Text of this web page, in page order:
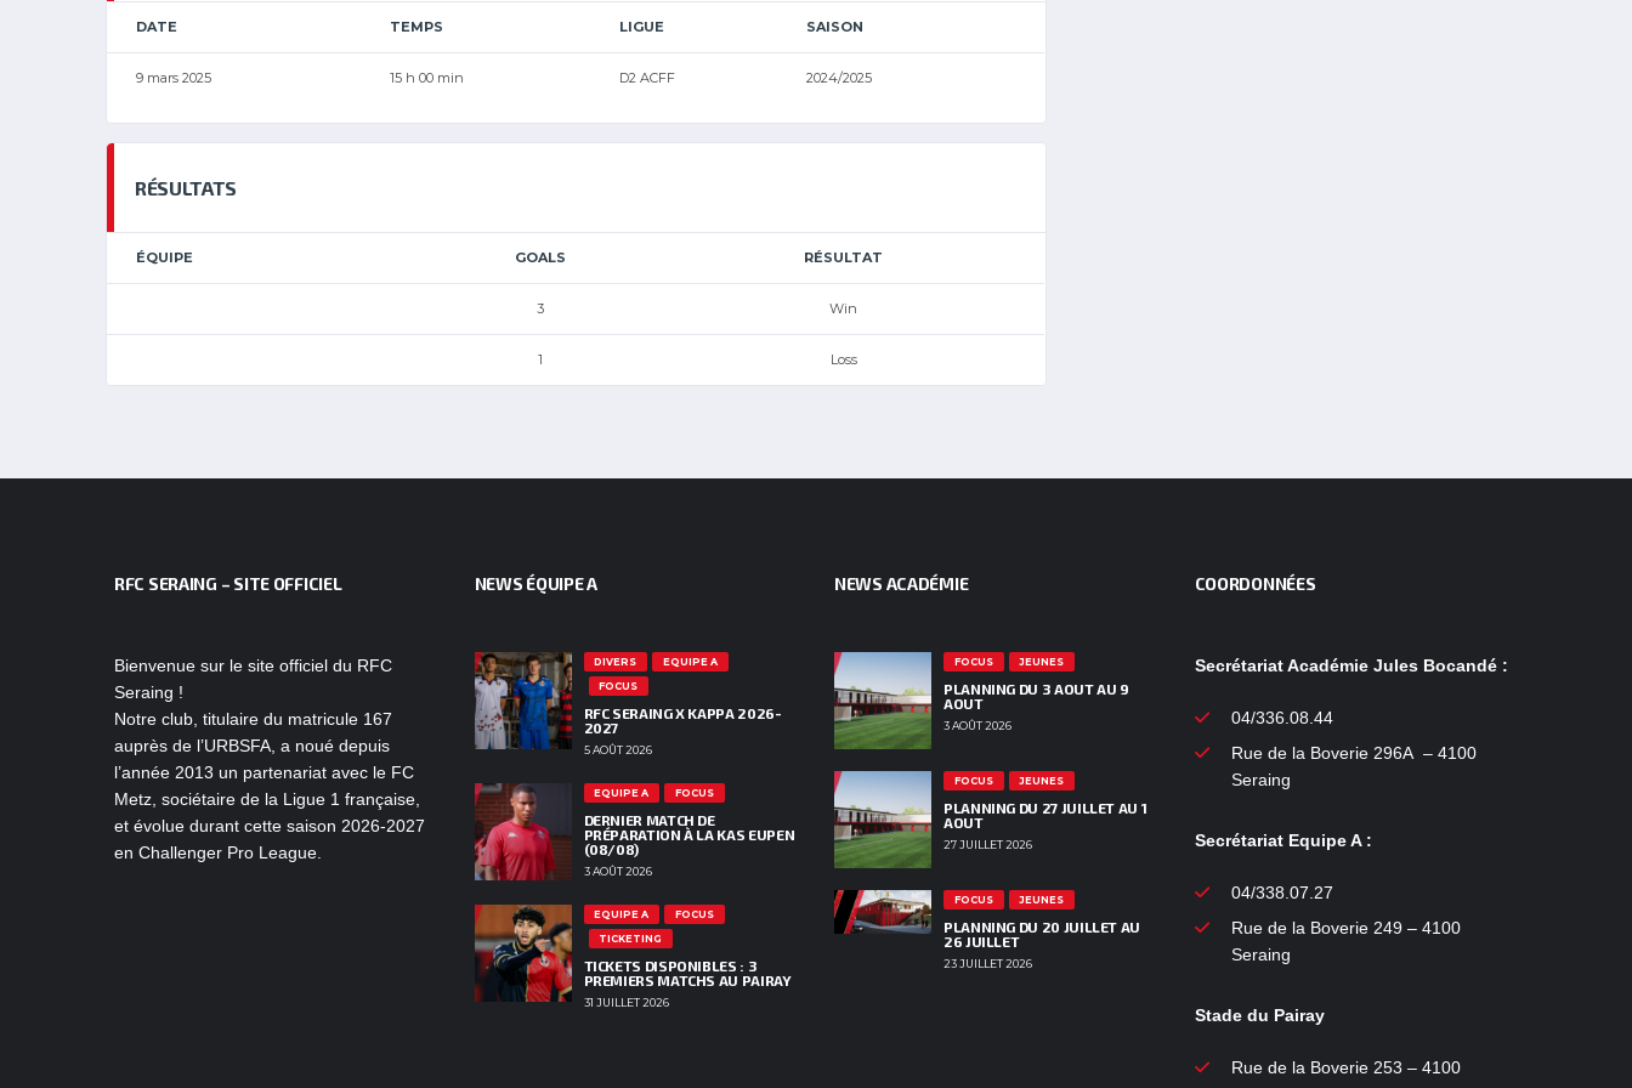
DATE TEMPS LIGUE SAISON
9 mars 2025 15 h 00 min D2 ACFF 2024/2025
RÉSULTATS
ÉQUIPE GOALS RÉSULTAT
3 Win
1 Loss
RFC SERAING – SITE OFFICIEL
Bienvenue sur le site officiel du RFC
Seraing !
Notre club, titulaire du matricule 167
auprès de l’URBSFA, a noué depuis
l’année 2013 un partenariat avec le FC
Metz, sociétaire de la Ligue 1 française,
et évolue durant cette saison 2026-2027
en Challenger Pro League.
NEWS ÉQUIPE A
DIVERS
EQUIPE A
FOCUS
RFC SERAING X KAPPA 2026-
2027
5 AOÛT 2026
EQUIPE A FOCUS
DERNIER MATCH DE
PRÉPARATION À LA KAS EUPEN
(08/08)
3 AOÛT 2026
EQUIPE A
FOCUS
TICKETING
TICKETS DISPONIBLES : 3
PREMIERS MATCHS AU PAIRAY
31 JUILLET 2026
NEWS ACADÉMIE
FOCUS JEUNES
PLANNING DU 3 AOUT AU 9
AOUT
3 AOÛT 2026
FOCUS JEUNES
PLANNING DU 27 JUILLET AU 1
AOUT
27 JUILLET 2026
FOCUS JEUNES
PLANNING DU 20 JUILLET AU
26 JUILLET
23 JUILLET 2026
COORDONNÉES
Secrétariat Académie Jules Bocandé :
04/336.08.44
Rue de la Boverie 296A – 4100
Seraing
Secrétariat Equipe A :
04/338.07.27
Rue de la Boverie 249 – 4100
Seraing
Stade du Pairay
Rue de la Boverie 253 – 4100